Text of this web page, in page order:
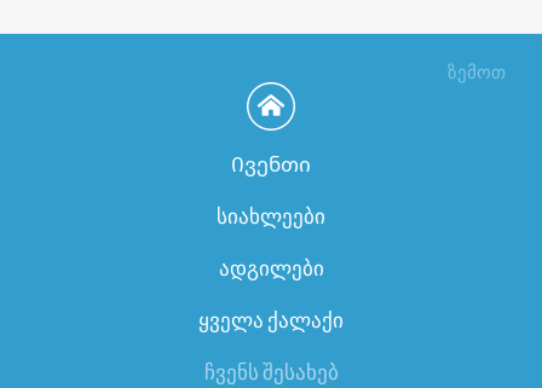
ზემოთ
Ივენთი
სიახლეები
ადგილები
ყველა ქალაქი
ჩვენს შესახებ